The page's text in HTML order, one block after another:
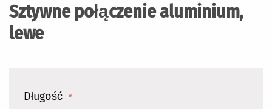
Sztywne połączenie aluminium,
lewe
Długość
galerii